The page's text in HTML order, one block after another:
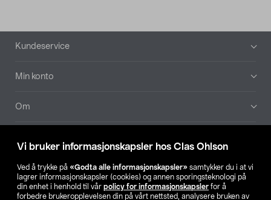
Vi bruker informasjonskapsler hos Clas Ohlson
Ved å trykke på «Godta alle informasjonskapsler» samtykker du i at vi
lagrer informasjonskapsler (cookies) og annen sporingsteknologi på
din enhet i henhold til vår policy for informasjonskapsler for å
forbedre brukeropplevelsen din på vårt nettsted, analysere bruken av
Bunntekst
Kundeservice
Min konto
Om
Våre selskaper
Finn din butikk